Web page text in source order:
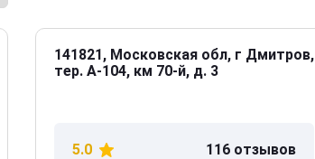
141821, Московская обл, г Дмитров,
тер. А-104, км 70-й, д. 3
5.0 116 отзывов